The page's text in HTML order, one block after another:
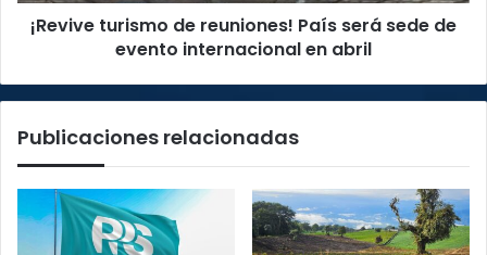
internacional
¡Revive turismo de reuniones! País será sede de
evento internacional en abril
Publicaciones relacionadas